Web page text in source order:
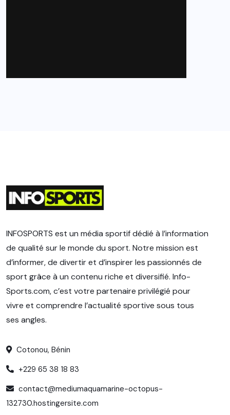
INFOSPORTS est un média sportif dédié à l’information
de qualité sur le monde du sport. Notre mission est
d’informer, de divertir et d’inspirer les passionnés de
sport grâce à un contenu riche et diversifié. Info-
Sports.com, c’est votre partenaire privilégié pour
vivre et comprendre l’actualité sportive sous tous
ses angles.
Cotonou, Bénin
+229 65 38 18 83
contact@mediumaquamarine-octopus-
132730.hostingersite.com